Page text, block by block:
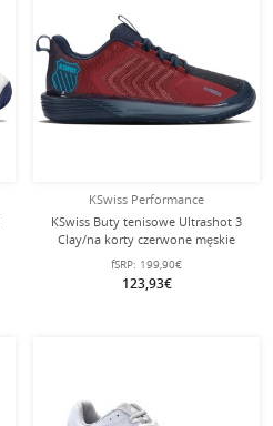
KSwiss Performance
KSwiss Buty tenisowe Ultrashot 3
Clay/na korty czerwone męskie
fSRP: 199,90€
123,93€